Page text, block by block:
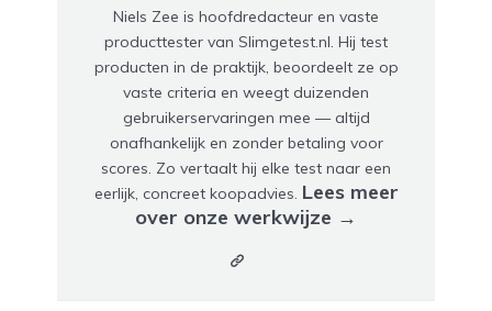
Niels Zee is hoofdredacteur en vaste
producttester van Slimgetest.nl. Hij test
producten in de praktijk, beoordeelt ze op
vaste criteria en weegt duizenden
gebruikerservaringen mee — altijd
onafhankelijk en zonder betaling voor
scores. Zo vertaalt hij elke test naar een
eerlijk, concreet koopadvies. Lees meer
over onze werkwijze →